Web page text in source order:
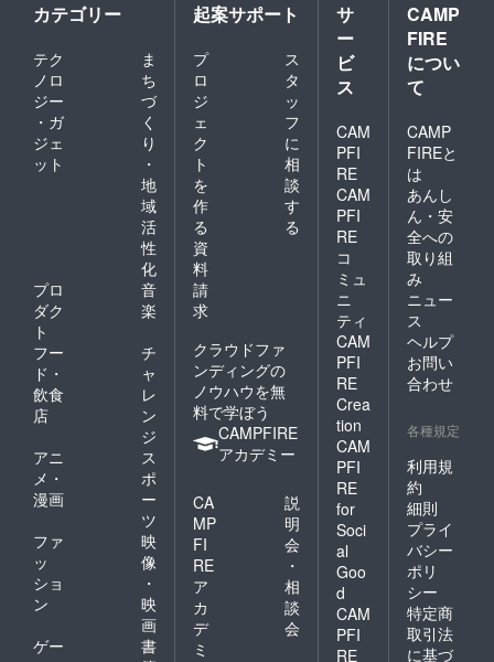
カテゴリー
テク
ノロ
ジー
・ガ
ジェ
ット
ま
ち
づ
く
り
・
地
域
活
性
化
プロ
ダク
ト
音
楽
フー
ド・
飲食
店
チ
ャ
レ
ン
ジ
アニ
メ・
漫画
ス
ポ
ー
ツ
ファ
ッ
ショ
ン
映
像
・
映
画
ゲー
書
起案サポート
プ
ロ
ジ
ェ
ク
ト
を
作
る
ス
タ
ッ
フ
に
相
談
す
る
資
料
請
求
クラウドファ
ンディングの
ノウハウを無
料で学ぼう
CAMPFIRE
アカデミー
CA
MP
FI
RE
ア
カ
デ
ミ
説
明
会
・
相
談
会
サ
ー
ビ
ス
CAM
PFI
RE
CAM
PFI
RE
コ
ミュ
ニ
ティ
CAM
PFI
RE
Crea
tion
CAM
PFI
RE
for
Soci
al
Goo
d
CAM
PFI
RE
CAMP
FIRE
につい
て
CAMP
FIREと
は
あんし
ん・安
全への
取り組
み
ニュー
ス
ヘルプ
お問い
合わせ
各種規定
利用規
約
細則
プライ
バシー
ポリ
シー
特定商
取引法
に基づ